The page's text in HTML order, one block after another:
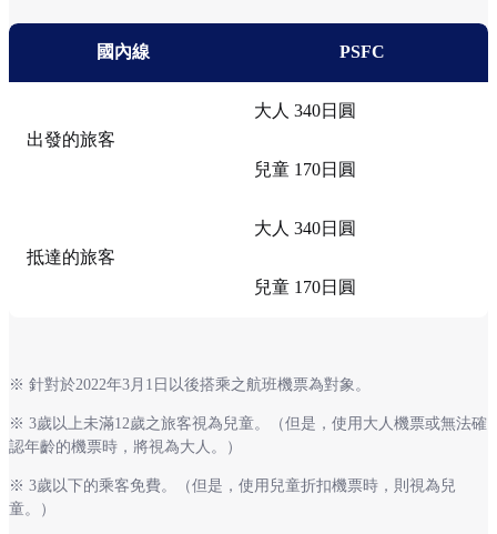
國內線 PSFC
出發的旅客
大人 340日圓
兒童 170日圓
抵達的旅客
大人 340日圓
兒童 170日圓
※ 針對於2022年3月1日以後搭乘之航班機票為對象。
※ 3歲以上未滿12歲之旅客視為兒童。（但是，使用大人機票或無法確
認年齡的機票時，將視為大人。）
※ 3歲以下的乘客免費。（但是，使用兒童折扣機票時，則視為兒
童。）